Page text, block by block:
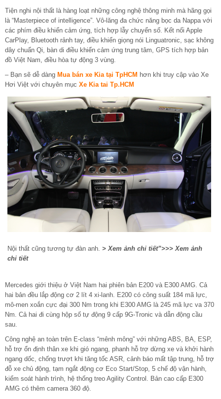
Tiện nghi nội thất là hàng loạt những công nghệ thông minh mà hãng gọi
là “Masterpiece of intelligence”. Vô-lăng đa chức năng bọc da Nappa với
các phím điều khiển cảm ứng, tích hợp lẫy chuyển số. Kết nối Apple
CarPlay, Bluetooth rảnh tay, điều khiển giọng nói Linguatronic, sạc không
dây chuẩn Qi, bàn di điều khiển cảm ứng trung tâm, GPS tích hợp bản
đồ Việt Nam, điều hòa tự động 3 vùng.
– Bạn sẽ dễ dàng Mua bán xe Kia tại TpHCM hơn khi truy cập vào Xe
Hơi Việt với chuyên mục Xe Kia tai Tp.HCM
Nội thất cũng tương tự đàn anh. > Xem ảnh chi tiết”>>> Xem ảnh
chi tiết
Mercedes giới thiệu ở Việt Nam hai phiên bản E200 và E300 AMG. Cả
hai bản đều lắp động cơ 2 lít 4 xi-lanh. E200 có công suất 184 mã lực,
mô-men xoắn cực đại 300 Nm trong khi E300 AMG là 245 mã lực va 370
Nm. Cả hai đi cùng hộp số tự động 9 cấp 9G-Tronic và dẫn động cầu
sau.
Công nghệ an toàn trên E-class “mênh mông” với những ABS, BA, ESP,
hỗ trợ ổn định thân xe khi gió ngang, phanh hỗ trợ dừng xe và khởi hành
ngang dốc, chống trượt khi tăng tốc ASR, cảnh báo mất tập trung, hỗ trợ
đỗ xe chủ động, tạm ngắt động cơ Eco Start/Stop, 5 chế độ vận hành,
kiểm soát hành trình, hệ thống treo Agility Control. Bản cao cấp E300
AMG có thêm camera 360 độ.